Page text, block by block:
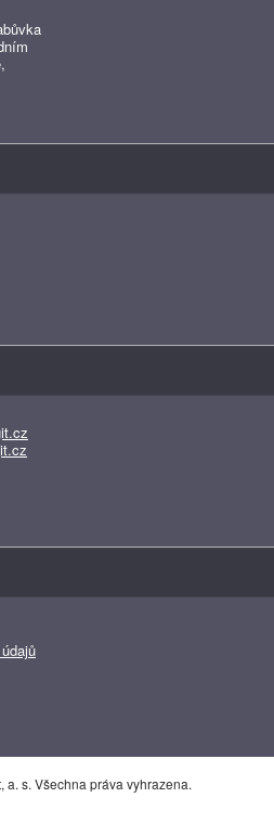
s. Všechna práva vyhrazena.